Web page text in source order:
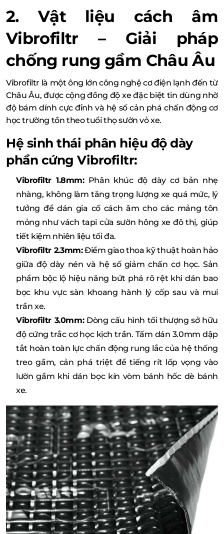
2. Vật liệu cách âm
Vibrofiltr – Giải pháp
chống rung gầm Châu Âu
Vibrofiltr là một ông lớn công nghệ cơ điện lạnh đến từ
Châu Âu, được cộng đồng độ xe đặc biệt tin dùng nhờ
độ bám dính cực đỉnh và hệ số cản phá chấn động cơ
học trường tồn theo tuổi thọ sườn vỏ xe.
Hệ sinh thái phân hiệu độ dày
phần cứng Vibrofiltr:
Vibrofiltr 1.8mm:Phân khúc độ dày cơ bản nhẹ
nhàng, không làm tăng trọng lượng xe quá mức, lý
tưởng để dán gia cố cách âm cho các mảng tôn
mỏng như vách tapi cửa sườn hông xe đô thị, giúp
tiết kiệm nhiên liệu tối đa.
Vibrofiltr 2.3mm:Điểm giao thoa kỹ thuật hoàn hảo
giữa độ dày nén và hệ số giảm chấn cơ học. Sản
phẩm bộc lộ hiệu năng bứt phá rõ rệt khi dán bao
bọc khu vực sàn khoang hành lý cốp sau và mui
trần xe.
Vibrofiltr 3.0mm:Dòng cấu hình tối thượng sở hữu
độ cứng trắc cơ học kịch trần. Tấm dán 3.0mm dập
tắt hoàn toàn lực chấn động rung lắc của hệ thống
treo gầm, cản phá triệt để tiếng rít lốp vọng vào
lườn gầm khi dán bọc kín vòm bánh hốc dè bánh
xe.